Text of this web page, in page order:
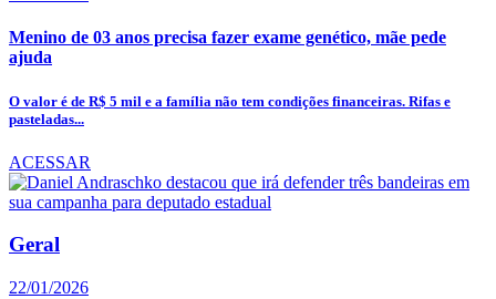
Menino de 03 anos precisa fazer exame genético, mãe pede
ajuda
O valor é de R$ 5 mil e a família não tem condições financeiras. Rifas e
pasteladas...
ACESSAR
Geral
22/01/2026